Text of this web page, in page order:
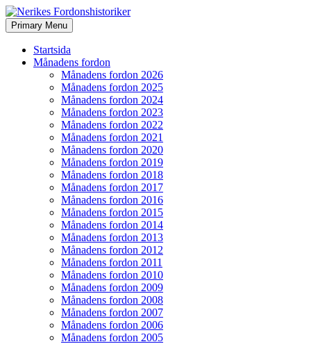
Nerikes Fordonshistoriker
Search
Primary Menu Skip
to
Startsida
Månadens fordon
Månadens fordon 2026
Månadens fordon 2025
Månadens fordon 2024
Månadens fordon 2023
Månadens fordon 2022
Månadens fordon 2021
Månadens fordon 2020
Månadens fordon 2019
Månadens fordon 2018
Månadens fordon 2017
Månadens fordon 2016
Månadens fordon 2015
Månadens fordon 2014
Månadens fordon 2013
Månadens fordon 2012
Månadens fordon 2011
Månadens fordon 2010
Månadens fordon 2009
Månadens fordon 2008
Månadens fordon 2007
Månadens fordon 2006
Månadens fordon 2005